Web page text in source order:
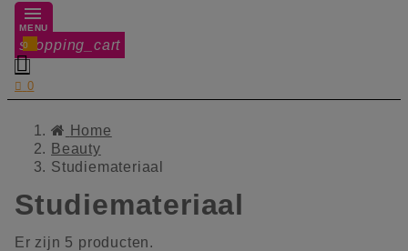
MENU
shopping_cart
0

 0
Home
Beauty
Studiemateriaal
Studiemateriaal
Er zijn 5 producten.